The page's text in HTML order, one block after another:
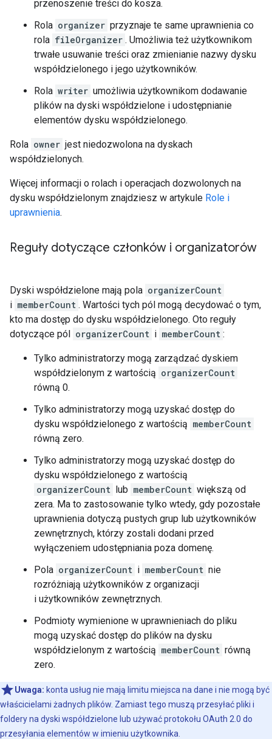
przenoszenie treści do kosza.
Rola organizer przyznaje te same uprawnienia co
rola fileOrganizer . Umożliwia też użytkownikom
trwałe usuwanie treści oraz zmienianie nazwy dysku
współdzielonego i jego użytkowników.
Rola writer umożliwia użytkownikom dodawanie
plików na dyski współdzielone i udostępnianie
elementów dysku współdzielonego.
Rola owner jest niedozwolona na dyskach
współdzielonych.
Więcej informacji o rolach i operacjach dozwolonych na
dysku współdzielonym znajdziesz w artykule Role i
uprawnienia.
Reguły dotyczące członków i organizatorów
Dyski współdzielone mają pola organizerCount
i memberCount . Wartości tych pól mogą decydować o tym,
kto ma dostęp do dysku współdzielonego. Oto reguły
dotyczące pól organizerCount i memberCount :
Tylko administratorzy mogą zarządzać dyskiem
współdzielonym z wartością organizerCount
równą 0.
Tylko administratorzy mogą uzyskać dostęp do
dysku współdzielonego z wartością memberCount
równą zero.
Tylko administratorzy mogą uzyskać dostęp do
dysku współdzielonego z wartością
organizerCount lub memberCount większą od
zera. Ma to zastosowanie tylko wtedy, gdy pozostałe
uprawnienia dotyczą pustych grup lub użytkowników
zewnętrznych, którzy zostali dodani przed
wyłączeniem udostępniania poza domenę.
Pola organizerCount i memberCount nie
rozróżniają użytkowników z organizacji
i użytkowników zewnętrznych.
Podmioty wymienione w uprawnieniach do pliku
mogą uzyskać dostęp do plików na dysku
współdzielonym z wartością memberCount równą
zero.
Uwaga: konta usług nie mają limitu miejsca na dane i nie mogą być
właścicielami żadnych plików. Zamiast tego muszą przesyłać pliki i
foldery na dyski współdzielone lub używać protokołu OAuth 2.0 do
przesyłania elementów w imieniu użytkownika.